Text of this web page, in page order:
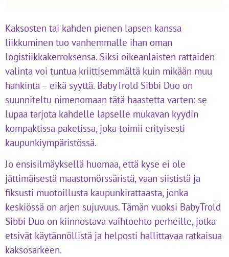
Kaksosten tai kahden pienen lapsen kanssa
liikkuminen tuo vanhemmalle ihan oman
logistiikkakerroksensa. Siksi oikeanlaisten rattaiden
valinta voi tuntua kriittisemmältä kuin mikään muu
hankinta – eikä syyttä. BabyTrold Sibbi Duo on
suunniteltu nimenomaan tätä haastetta varten: se
lupaa tarjota kahdelle lapselle mukavan kyydin
kompaktissa paketissa, joka toimii erityisesti
kaupunkiympäristössä.
Jo ensisilmäyksellä huomaa, että kyse ei ole
jättimäisestä maastomörssäristä, vaan siististä ja
fiksusti muotoillusta kaupunkirattaasta, jonka
keskiössä on arjen sujuvuus. Tämän vuoksi BabyTrold
Sibbi Duo on kiinnostava vaihtoehto perheille, jotka
etsivät käytännöllistä ja helposti hallittavaa ratkaisua
kaksosarkeen.